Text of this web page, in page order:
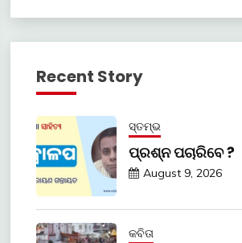
Recent Story
ସ୍ତମ୍ଭ
ପ୍ରଶ୍ନ ପଚାରିବେ ?
August 9, 2026
କବିତା